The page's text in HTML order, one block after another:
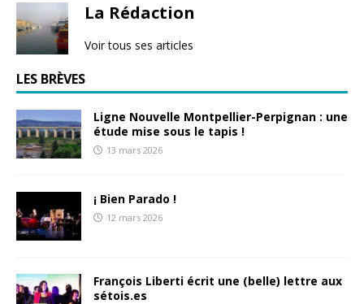
La Rédaction
Voir tous ses articles
LES BRÈVES
Ligne Nouvelle Montpellier-Perpignan : une
étude mise sous le tapis !
13 mars 2026
¡ Bien Parado !
12 mars 2026
François Liberti écrit une (belle) lettre aux
sétois.es